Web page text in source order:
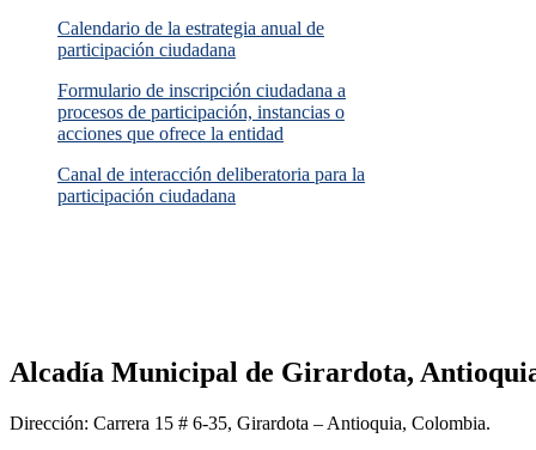
Calendario de la estrategia anual de
participación ciudadana
Formulario de inscripción ciudadana a
procesos de participación, instancias o
acciones que ofrece la entidad
Canal de interacción deliberatoria para la
participación ciudadana
Alcadía Municipal de Girardota,
Dirección: Carrera 15 # 6-35, Girardota – Antioquia, Colombia.